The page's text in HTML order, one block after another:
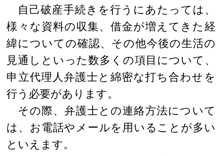
自己破産手続きを行うにあたっては、
様々な資料の収集、借金が増えてきた経
緯についての確認、その他今後の生活の
見通しといった数多くの項目について、
申立代理人弁護士と綿密な打ち合わせを
行う必要があります。
その際、弁護士との連絡方法について
は、お電話やメールを用いることが多い
といえます。